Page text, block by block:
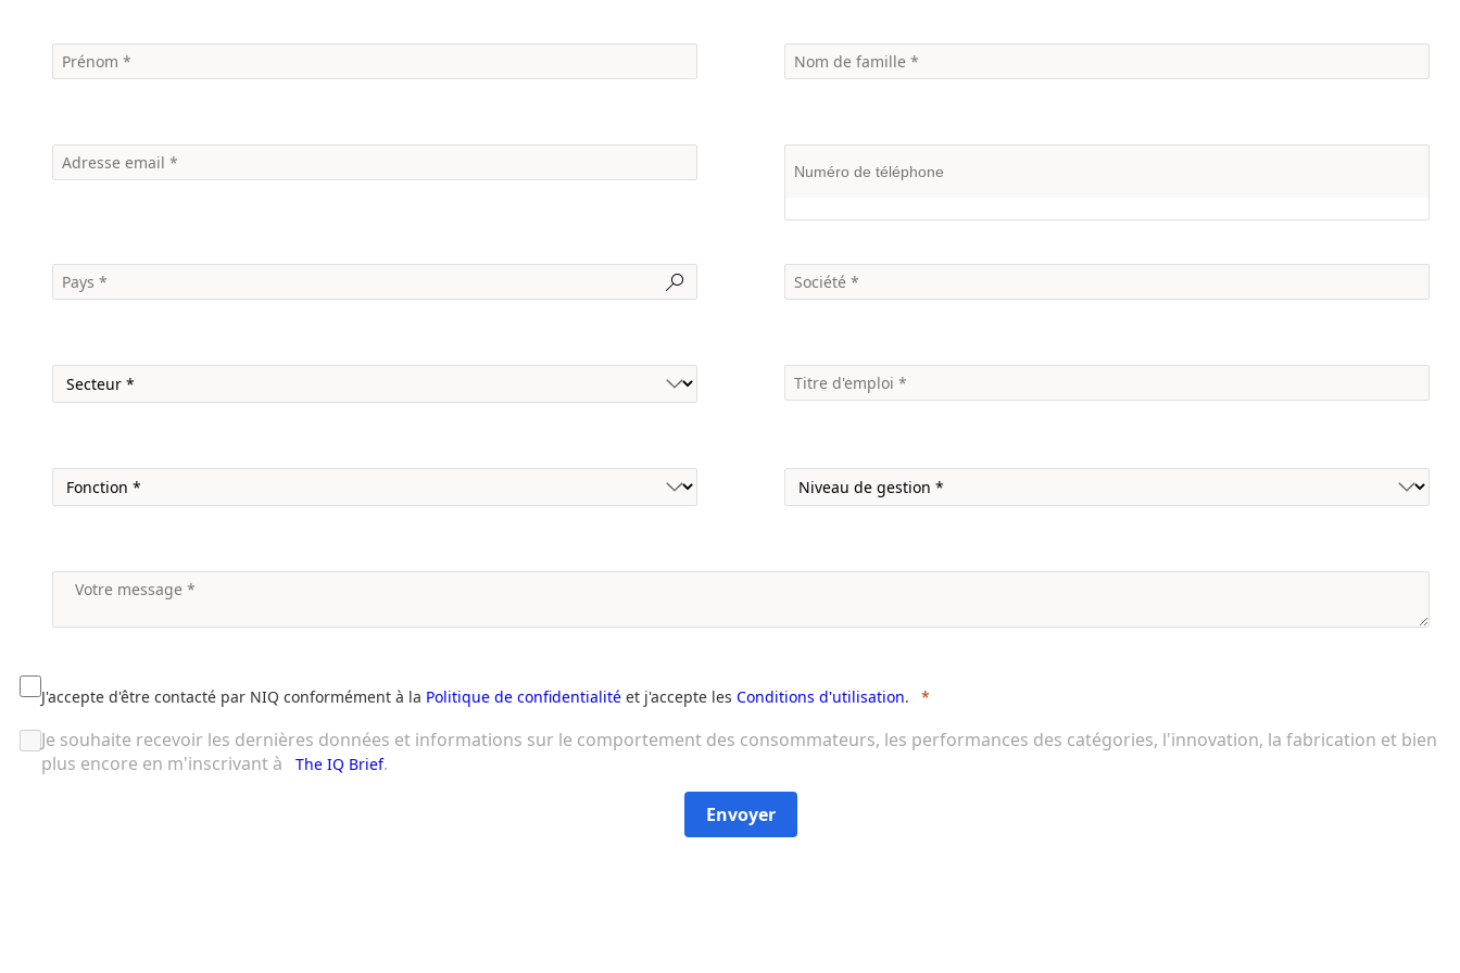
J'accepte d'être contacté par NIQ conformément à la Politique de confidentialité et j'accepte les Conditions d'utilisation.
Je souhaite recevoir les dernières données et informations sur le comportement des consommateurs, les performances des catégories, l'innovation, la fabrication et bien
plus encore en m'inscrivant à
The IQ Brief.
Envoyer